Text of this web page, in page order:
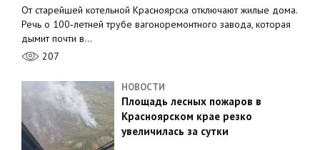
От старейшей котельной Красноярска отключают жилые дома.
Речь о 100‑летней трубе вагоноремонтного завода, которая
дымит почти в…
207
НОВОСТИ
Площадь лесных пожаров в
Красноярском крае резко
увеличилась за сутки